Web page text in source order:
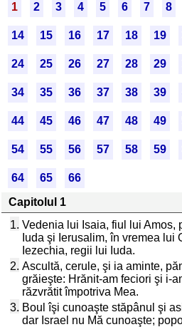
1 2 3 4 5 6 7 8
14 15 16 17 18 19
24 25 26 27 28 29
34 35 36 37 38 39
44 45 46 47 48 49
54 55 56 57 58 59
64 65
66
Capitolul 1
1. Vedenia lui Isaia, fiul lui Amos,
Iuda şi Ierusalim, în vremea lui
Iezechia, regii lui Iuda.
2. Ascultă, cerule, şi ia aminte,
grăieşte: Hrănit-am feciori şi i-
răzvrătit împotriva Mea.
3. Boul îşi cunoaşte stăpânul şi
dar Israel nu Mă cunoaşte;